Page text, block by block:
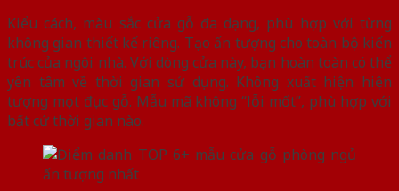
Kiểu cách, màu sắc cửa gỗ đa dạng, phù hợp với từng
không gian thiết kế riêng. Tạo ấn tượng cho toàn bộ kiến
trúc của ngôi nhà. Với dòng cửa này, bạn hoàn toàn có thể
yên tâm về thời gian sử dụng. Không xuất hiện hiện
tượng mọt đục gỗ. Mẫu mã không “lỗi mốt”, phù hợp với
bất cứ thời gian nào.